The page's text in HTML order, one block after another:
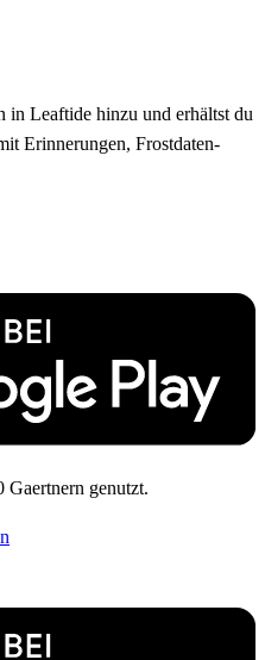
in Leaftide hinzu und erhältst du
Erinnerungen, Frostdaten-
Gaertnern genutzt.